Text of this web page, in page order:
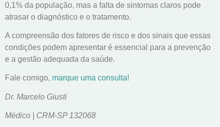
0,1% da população, mas a falta de sintomas claros pode
atrasar o diagnóstico e o tratamento.
A compreensão dos fatores de risco e dos sinais que essas
condições podem apresentar é essencial para a prevenção
e a gestão adequada da saúde.
Fale comigo, marque uma consulta!
Dr. Marcelo Giusti
Médico | CRM-SP 132068